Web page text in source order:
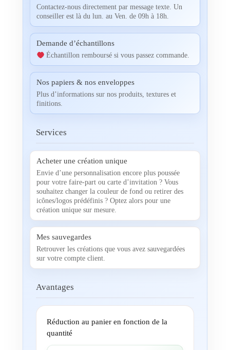
Contactez-nous directement par message texte. Un
conseiller est là du lun. au Ven. de 09h à 18h.
Demande d’échantillons
Échantillon remboursé si vous passez commande.
Nos papiers & nos enveloppes
Plus d’informations sur nos produits, textures et
finitions.
Services
Acheter une création unique
Envie d’une personnalisation encore plus poussée
pour votre faire-part ou carte d’invitation ? Vous
souhaitez changer la couleur de fond ou retirer des
icônes/logos prédéfinis ? Optez alors pour une
création unique sur mesure.
Mes sauvegardes
Retrouver les créations que vous avez sauvegardées
sur votre compte client.
Avantages
Réduction au panier en fonction de la
quantité